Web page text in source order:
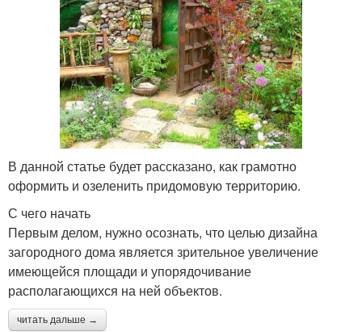
В данной статье будет рассказано, как грамотно
оформить и озеленить придомовую территорию.
С чего начать
Первым делом, нужно осознать, что целью дизайна
загородного дома является зрительное увеличение
имеющейся площади и упорядочивание
располагающихся на ней объектов.
читать дальше →